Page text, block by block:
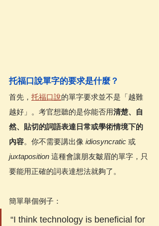
托福口說單字的要求是什麼？
首先， 托福口說的單字要求並不是「越難
越好」。考官想聽的是你能否用清楚、自
然、貼切的詞語表達日常或學術情境下的
內容。你不需要講出像 idiosyncratic 或
juxtaposition 這種會讓朋友皺眉的單字，只
要能用正確的詞表達想法就夠了。
簡單舉個例子：
“I think technology is beneficial for